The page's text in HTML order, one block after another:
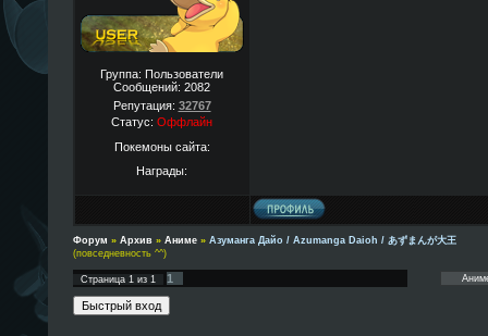
Группа: Пользователи
Сообщений: 2082
Репутация: 32767
Статус: Оффлайн
Покемоны сайта:
Награды:
Форум » Архив » Аниме » Азуманга Дайо / Azumanga Daioh / あずまんが大王
(повседневность ^^)
Страница 1из 1 1